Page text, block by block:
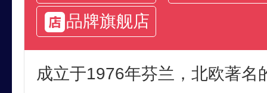
品牌旗舰店
成立于1976年芬兰，北欧著名